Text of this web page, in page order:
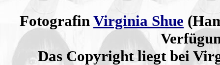
Fotografin Virginia Shue
Das Copyright liegt bei